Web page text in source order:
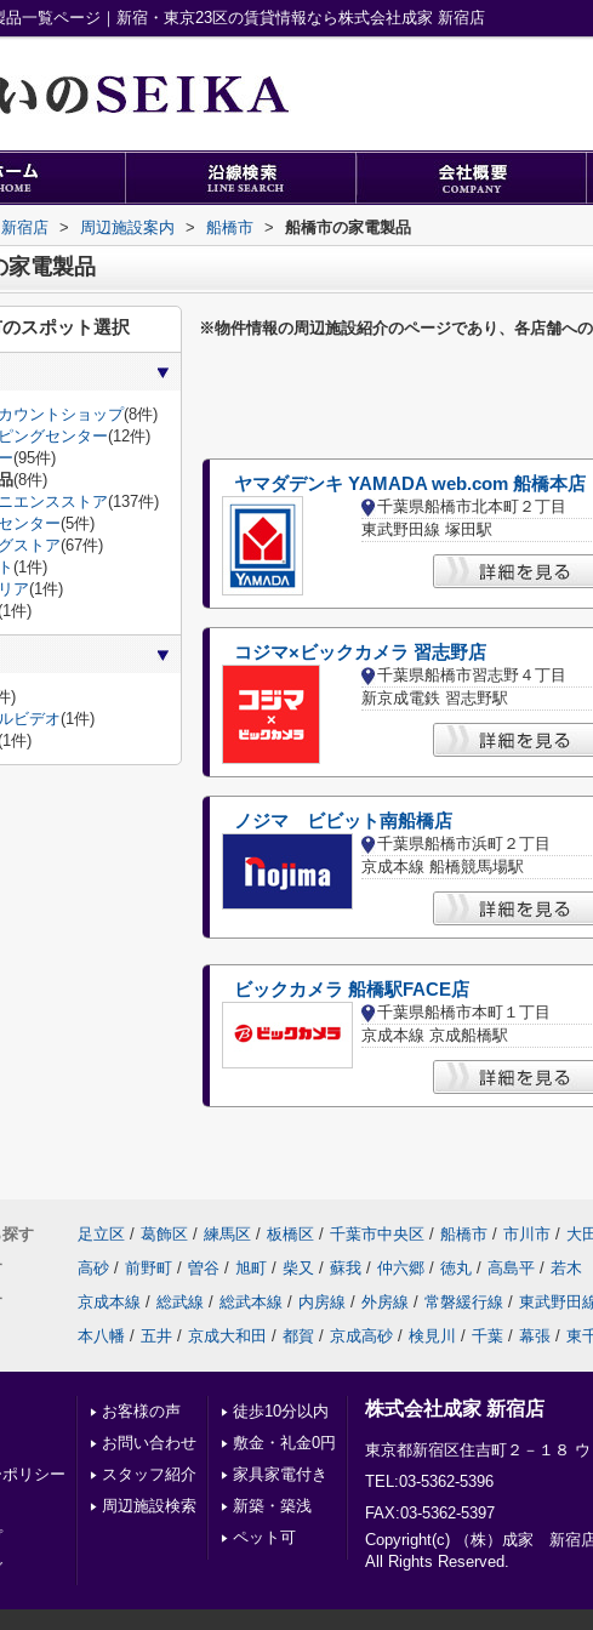
品一覧ページ｜新宿・東京23区の賃貸情報なら株式会社成家 新宿店
宿店 > 周辺施設案内 > 船橋市 > 船橋市の家電製品
家電製品
※物件情報の周辺施設紹介のページであり、各店舗へ
ヤマダデンキ YAMADA web.com 船橋本店
千葉県船橋市北本町２丁目
東武野田線 塚田駅
コジマ×ビックカメラ 習志野店
千葉県船橋市習志野４丁目
新京成電鉄 習志野駅
ノジマ ビビット南船橋店
千葉県船橋市浜町２丁目
京成本線 船橋競馬場駅
ビックカメラ 船橋駅FACE店
千葉県船橋市本町１丁目
京成本線 京成船橋駅
スポット選択
ウントショップ(8件)
ングセンター(12件)
(95件)
(8件)
エンスストア(137件)
ンター(5件)
ストア(67件)
(1件)
ア(1件)
件)
)
ビデオ(1件)
件)
す 足立区 / 葛飾区 / 練馬区 / 板橋区 / 千葉市中央区 / 船橋市 / 市川市 / 大
高砂 / 前野町 / 曽谷 / 旭町 / 柴又 / 蘇我 / 仲六郷 / 徳丸 / 高島平 / 若木
京成本線 / 総武線 / 総武本線 / 内房線 / 外房線 / 常磐緩行線 / 東武野田
本八幡 / 五井 / 京成大和田 / 都賀 / 京成高砂 / 検見川 / 千葉 / 幕張 / 東
リシー
お客様の声
お問い合わせ
スタッフ紹介
周辺施設検索
徒歩10分以内
敷金・礼金0円
家具家電付き
新築・築浅
ペット可
株式会社成家 新宿店
東京都新宿区住吉町２－１８
TEL:03-5362-5396
FAX:03-5362-5397
Copyright(c) （株）成家 新宿
All Rights Reserved.